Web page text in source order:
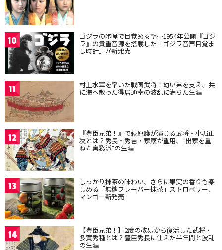
10 ゴジラの咆哮で目覚める朝…1954年公開『ゴジ
ラ』の貴重音源を搭載した「ゴジラ音声目覚ま
し時計」が新発売
11 村上水軍を率いた戦国武将！幼い弟を支え、共
に海へ散った得居通幸の波乱に満ちた生涯
12 『豊臣兄弟！』で萩原護が演じる武将・小堀正
次とは？秀長・秀吉・家康が重用、“出家を重
ねた実務派”の生涯
13 しっかり抹茶の味わい、さらに果実の香りも楽
しめる「無糖フレーバー抹茶」ストロベリー、
マンゴー新発売
14 【豊臣兄弟！】2度の改易から復活した武将・
多賀秀種とは？豊臣秀長に仕えた半年間と波乱
の生涯